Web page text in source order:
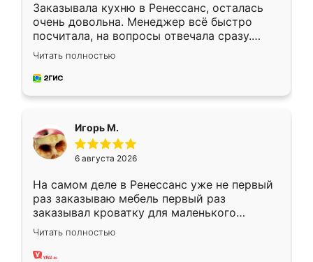
Заказывала кухню в Ренессанс, осталась
очень довольна. Менеджер всё быстро
посчитала, на вопросы отвечала сразу.
Замерщик приехал в субботу, подошёл к
делу со всей ответственностью. Собрали
за день, ребята работали аккуратно, даже
Читать полностью
Игорь М.
6 августа 2026
На самом деле в Ренессанс уже не первый
раз заказываю мебель первый раз
заказывал кроватку для маленького
ребёнка при его рождении ,во второй раз
заказал шкаф-купе. По качеству очень
хорошее сборка достаточно быстрая,
Читать полностью